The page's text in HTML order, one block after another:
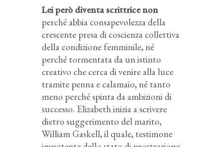
Lei però diventa scrittrice non
perché abbia consapevolezza della
crescente presa di coscienza collettiva
della condizione femminile, né
perché tormentata da un istinto
creativo che cerca di venire alla luce
tramite penna e calamaio, né tanto
meno perché spinta da ambizioni di
successo. Elizabeth inizia a scrivere
dietro suggerimento del marito,
William Gaskell, il quale, testimone